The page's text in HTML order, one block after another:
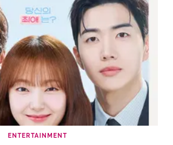
ENTERTAINMENT